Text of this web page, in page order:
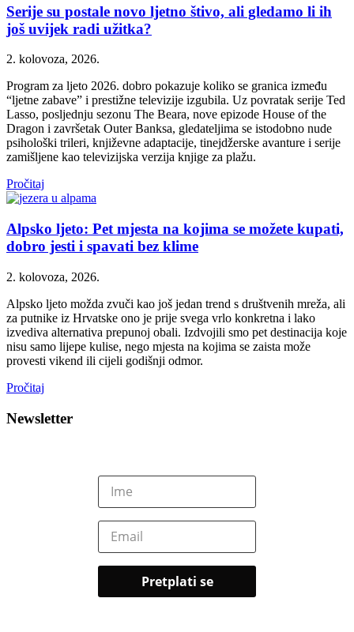
Serije su postale novo ljetno štivo, ali gledamo li ih
još uvijek radi užitka?
2. kolovoza, 2026.
Program za ljeto 2026. dobro pokazuje koliko se granica između
“ljetne zabave” i prestižne televizije izgubila. Uz povratak serije Ted
Lasso, posljednju sezonu The Beara, nove epizode House of the
Dragon i završetak Outer Banksa, gledateljima se istodobno nude
psihološki trileri, književne adaptacije, tinejdžerske avanture i serije
zamišljene kao televizijska verzija knjige za plažu.
Pročitaj
Alpsko ljeto: Pet mjesta na kojima se možete kupati,
dobro jesti i spavati bez klime
2. kolovoza, 2026.
Alpsko ljeto možda zvuči kao još jedan trend s društvenih mreža, ali
za putnike iz Hrvatske ono je prije svega vrlo konkretna i lako
izvediva alternativa prepunoj obali. Izdvojili smo pet destinacija koje
nisu samo lijepe kulise, nego mjesta na kojima se zaista može
provesti vikend ili cijeli godišnji odmor.
Pročitaj
Newsletter